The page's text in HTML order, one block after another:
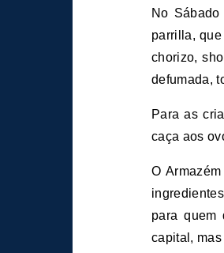
No
parrilla,
chorizo,
defumada,
Para as
caça aos
O
para quem
capital,